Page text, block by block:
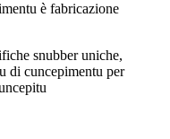
è fabricazione
snubber uniche,
di cuncepimentu per